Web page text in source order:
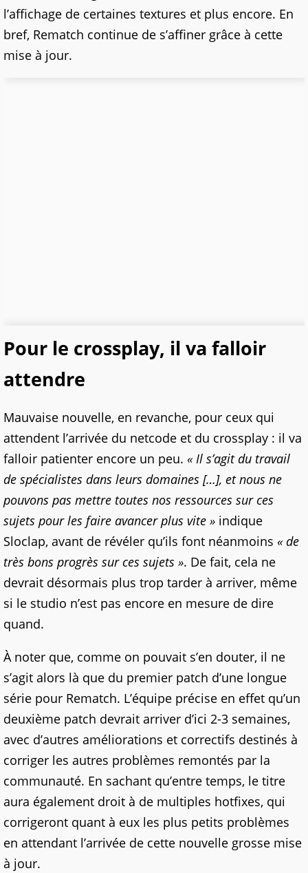
l’affichage de certaines textures et plus encore. En
bref, Rematch continue de s’affiner grâce à cette
mise à jour.
Pour le crossplay, il va falloir
attendre
Mauvaise nouvelle, en revanche, pour ceux qui
attendent l’arrivée du netcode et du crossplay : il va
falloir patienter encore un peu. « Il s’agit du travail
de spécialistes dans leurs domaines […], et nous ne
pouvons pas mettre toutes nos ressources sur ces
sujets pour les faire avancer plus vite » indique
Sloclap, avant de révéler qu’ils font néanmoins « de
très bons progrès sur ces sujets ». De fait, cela ne
devrait désormais plus trop tarder à arriver, même
si le studio n’est pas encore en mesure de dire
quand.
À noter que, comme on pouvait s’en douter, il ne
s’agit alors là que du premier patch d’une longue
série pour Rematch. L’équipe précise en effet qu’un
deuxième patch devrait arriver d’ici 2-3 semaines,
avec d’autres améliorations et correctifs destinés à
corriger les autres problèmes remontés par la
communauté. En sachant qu’entre temps, le titre
aura également droit à de multiples hotfixes, qui
corrigeront quant à eux les plus petits problèmes
en attendant l’arrivée de cette nouvelle grosse mise
à jour.